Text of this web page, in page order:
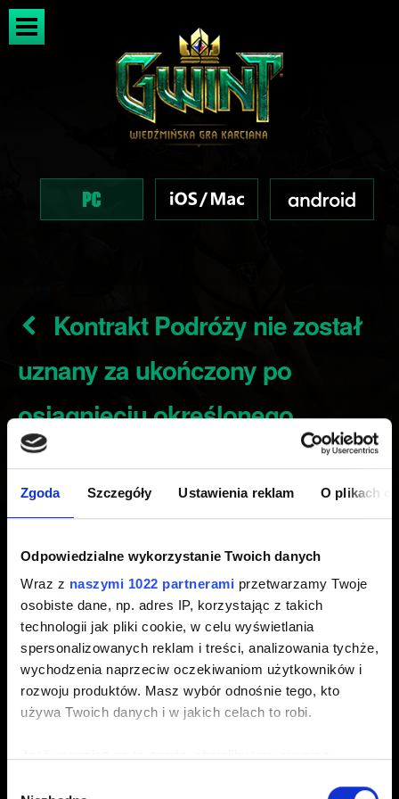
Zgoda Szczegóły Ustawienia reklam O plikach
Odpowiedzialne wykorzystanie Twoich danych
Wraz z naszymi 1022 partnerami przetwarzamy Twoje
osobiste dane, np. adres IP, korzystając z takich
technologii jak pliki cookie, w celu wyświetlania
spersonalizowanych reklam i treści, analizowania tychże,
wychodzenia naprzeciw oczekiwaniom użytkowników i
rozwoju produktów. Masz wybór odnośnie tego, kto
używa Twoich danych i w jakich celach to robi.
Kontrakt Podróży nie został
uznany za ukończony po
osiągnięciu określonego
poziomu
Jeśli kontrakt nie został uznany za ukończony po
osiągnięciu określonego poziomu, spróbuj podnieść
poziom w tej podróży, aby wywołać jego ukończenie.
Potrzebujesz pomocy?